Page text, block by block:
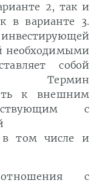
2, так и
в варианте 3.
необходимыми
собой
Термин
к внешним
с
в том числе и
с